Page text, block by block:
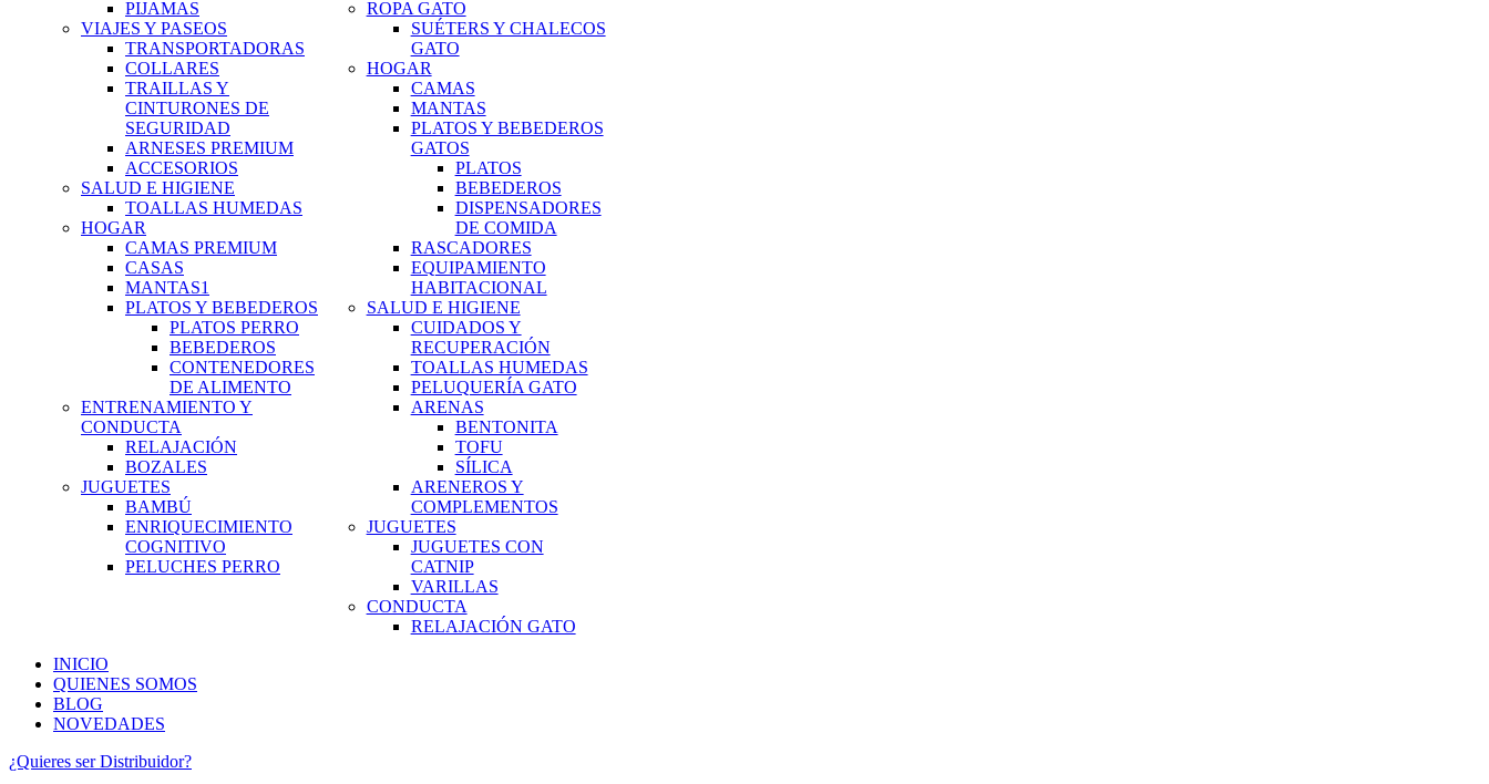
PIJAMAS
VIAJES Y PASEOS
TRANSPORTADORAS
COLLARES
TRAILLAS Y
CINTURONES DE
SEGURIDAD
ARNESES PREMIUM
ACCESORIOS
SALUD E HIGIENE
TOALLAS HUMEDAS
HOGAR
CAMAS PREMIUM
CASAS
MANTAS1
PLATOS Y BEBEDEROS
PLATOS PERRO
BEBEDEROS
CONTENEDORES
DE ALIMENTO
ENTRENAMIENTO Y
CONDUCTA
RELAJACIÓN
BOZALES
JUGUETES
BAMBÚ
ENRIQUECIMIENTO
COGNITIVO
PELUCHES PERRO
ROPA GATO
SUÉTERS Y CHALECOS
GATO
HOGAR
CAMAS
MANTAS
PLATOS Y BEBEDEROS
GATOS
PLATOS
BEBEDEROS
DISPENSADORES
DE COMIDA
RASCADORES
EQUIPAMIENTO
HABITACIONAL
SALUD E HIGIENE
CUIDADOS Y
RECUPERACIÓN
TOALLAS HUMEDAS
PELUQUERÍA GATO
ARENAS
BENTONITA
TOFU
SÍLICA
ARENEROS Y
COMPLEMENTOS
JUGUETES
JUGUETES CON
CATNIP
VARILLAS
CONDUCTA
RELAJACIÓN GATO
INICIO
QUIENES SOMOS
BLOG
NOVEDADES
¿Quieres ser Distribuidor?